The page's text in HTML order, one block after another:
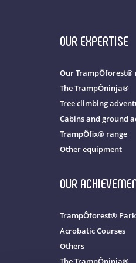
OUR EXPERTISE
Our TrampÔforest®
The TrampÔninja®
Tree climbing
Cabins and ground
TrampÔfix® range
Other equipment
OUR
TrampÔforest® Park
Acrobatic Courses
Others